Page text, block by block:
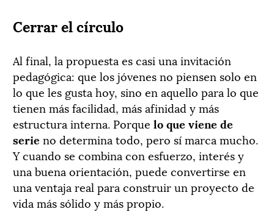
Cerrar el círculo
Al final, la propuesta es casi una invitación
pedagógica: que los jóvenes no piensen solo en
lo que les gusta hoy, sino en aquello para lo que
tienen más facilidad, más afinidad y más
estructura interna. Porque lo que viene de
serie no determina todo, pero sí marca mucho.
Y cuando se combina con esfuerzo, interés y
una buena orientación, puede convertirse en
una ventaja real para construir un proyecto de
vida más sólido y más propio.